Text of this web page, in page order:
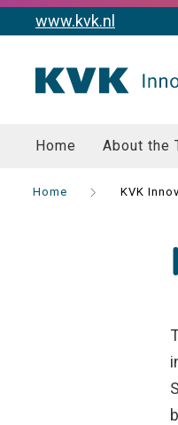
www.kvk.nl
Home About the
Home KVK